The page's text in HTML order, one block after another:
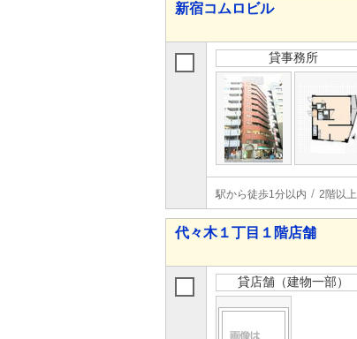
新宿コムロビル
貸事務所
駅から徒歩1分以内 2階以上
代々木１丁目１階店舗
貸店舗（建物一部）